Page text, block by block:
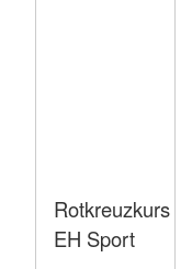
Rotkreuzkurs
EH Sport